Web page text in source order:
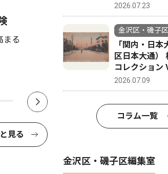
まる
金沢区の国登録有形文化
「旧長濱検疫所一号停留
をスタバが活用
今夏オープン目指す
見る
2026.07.23
金沢区・磯子区
「関内・日本
区日本大通）
コレクション
2026.07.09
コラム一覧
金沢区・磯子区編集室